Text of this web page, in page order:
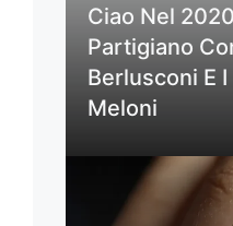
Ciao Nel
Partigiano
Berlusconi E
Meloni